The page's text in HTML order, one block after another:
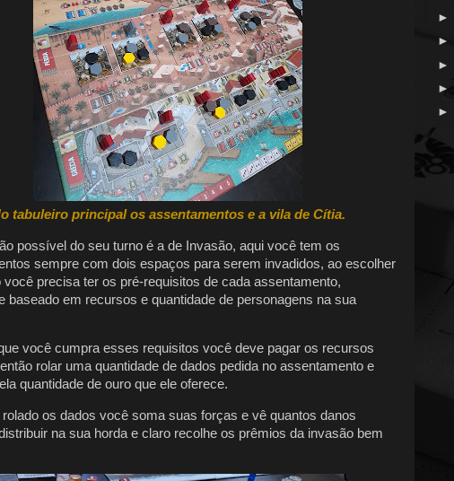
tabuleiro principal os assentamentos e a vila de Cítia.
possível do seu turno é a de Invasão, aqui você tem os
sempre com dois espaços para serem invadidos, ao escolher
você precisa ter os pré-requisitos de cada assentamento,
baseado em recursos e quantidade de personagens na sua
você cumpra esses requisitos você deve pagar os recursos
rolar uma quantidade de dados pedida no assentamento e
quantidade de ouro que ele oferece.
rolado os dados você soma suas forças e vê quantos danos
na sua horda e claro recolhe os prêmios da invasão bem
►
►
►
►
►